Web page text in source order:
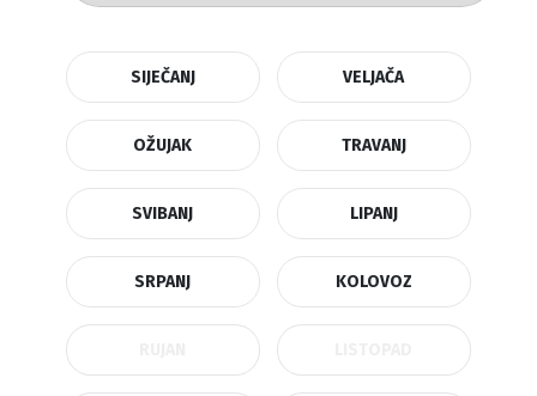
SIJEČANJ VELJAČA
OŽUJAK TRAVANJ
SVIBANJ LIPANJ
SRPANJ KOLOVOZ